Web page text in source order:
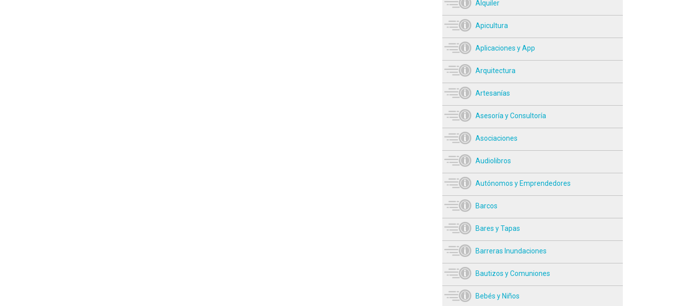
Alquiler
Apicultura
Aplicaciones y App
Arquitectura
Artesanías
Asesoría y Consultoría
Asociaciones
Audiolibros
Autónomos y Emprendedores
Barcos
Bares y Tapas
Barreras Inundaciones
Bautizos y Comuniones
Bebés y Niños